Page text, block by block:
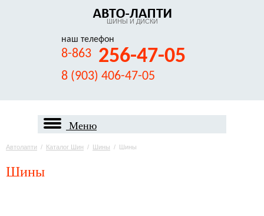
ШИНЫ И ДИСКИ
наш телефон
8-863 256-47-05
8 (903) 406-47-05
Меню
Автолапти / Каталог Шин / Шины / Шины
Шины